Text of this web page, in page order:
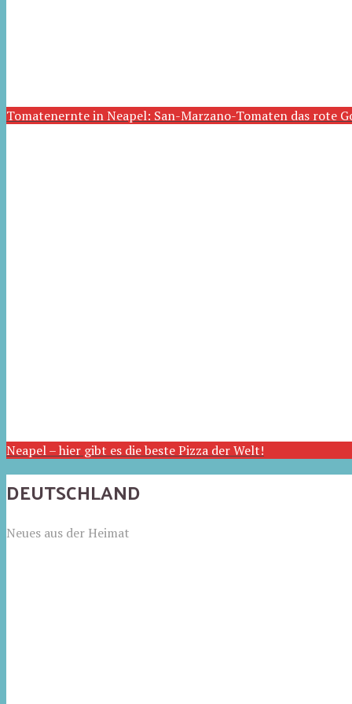
Tomatenernte in Neapel: San-Marzano-Tomaten das rote
Neapel – hier gibt es die beste Pizza der Welt!
DEUTSCHLAND
Neues aus der Heimat